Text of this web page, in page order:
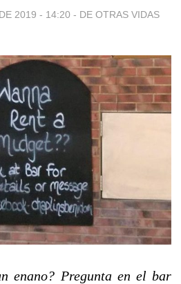
2019 - 14:20 - DE OTRAS VIDAS
enano? Pregunta en el bar